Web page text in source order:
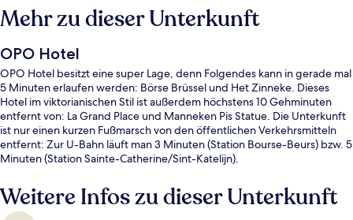
Mehr zu dieser Unterkunft
OPO Hotel
OPO Hotel besitzt eine super Lage, denn Folgendes kann in gerade mal
5 Minuten erlaufen werden: Börse Brüssel und Het Zinneke. Dieses
Hotel im viktorianischen Stil ist außerdem höchstens 10 Gehminuten
entfernt von: La Grand Place und Manneken Pis Statue. Die Unterkunft
ist nur einen kurzen Fußmarsch von den öffentlichen Verkehrsmitteln
entfernt: Zur U-Bahn läuft man 3 Minuten (Station Bourse-Beurs) bzw. 5
Minuten (Station Sainte-Catherine/Sint-Katelijn).
Weitere Infos zu dieser Unterkunft